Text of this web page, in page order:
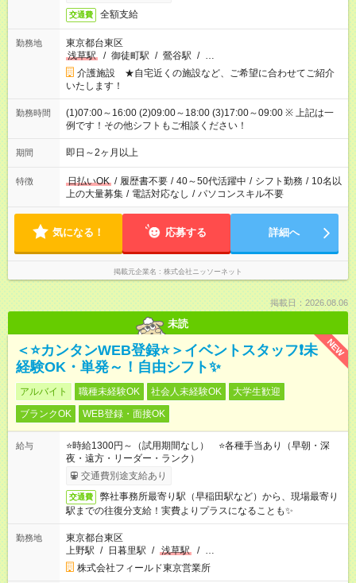
交通費 全額支給
勤務地
東京都台東区
浅草駅
/ 御徒町駅 / 鶯谷駅 / …
介護施設 ★自宅近くの施設など、ご希望に合わせてご紹介
いたします！
勤務時間
(1)07:00～16:00 (2)09:00～18:00 (3)17:00～09:00 ※ 上記は一
例です！その他シフトもご相談ください！
期間 即日～2ヶ月以上
特徴 日払いOK / 履歴書不要 / 40～50代活躍中 / シフト勤務 / 10名以
上の大量募集 / 電話対応なし / パソコンスキル不要
気になる！ 応募する 詳細へ
掲載元企業名 株式会社ニッソーネット
掲載日：2026.08.06
未読
NEW
＜⭐カンタンWEB登録⭐＞イベントスタッフ❗未
経験OK・単発～！自由シフト✨
アルバイト 職種未経験OK 社会人未経験OK
大学生歓迎
ブランクOK
WEB登録・面接OK
給与
⭐時給1300円～（試用期間なし） ⭐各種手当あり（早朝・深
夜・遠方・リーダー・ランク）
交通費別途支給あり
交通費
弊社事務所最寄り駅（早稲田駅など）から、現場最寄り
駅までの往復分支給！実費よりプラスになることも✨
勤務地
東京都台東区
上野駅 / 日暮里駅 / 浅草駅 / …
株式会社フィールド東京営業所